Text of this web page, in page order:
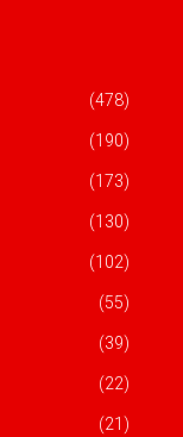
(478)
(190)
(173)
(130)
(102)
(55)
(39)
(22)
(21)